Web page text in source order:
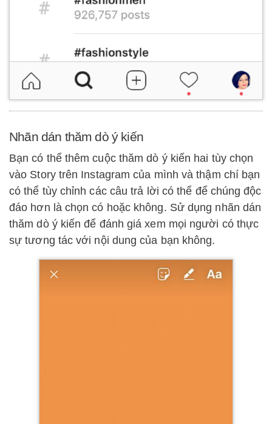
Nhãn dán thăm dò ý kiến
Bạn có thể thêm cuộc thăm dò ý kiến hai tùy chọn
vào Story trên Instagram của mình và thậm chí bạn
có thể tùy chỉnh các câu trả lời có thể để chúng độc
đáo hơn là chọn có hoặc không. Sử dụng nhãn dán
thăm dò ý kiến để đánh giá xem mọi người có thực
sự tương tác với nội dung của bạn không.